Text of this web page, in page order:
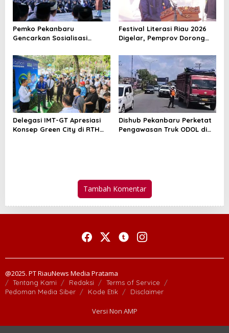
Pemko Pekanbaru
Gencarkan Sosialisasi
Kalangan Pelajar
Festival Literasi Riau 2026
Digelar, Pemprov Dorong
Gempuran Teknologi
Delegasi IMT-GT Apresiasi
Konsep Green City di RTH
Dishub Pekanbaru Perketat
Pengawasan Truk ODOL di
Tambah Komentar
@2025. PT RiauNews Media Pratama
Tentang Kami Redaksi
Terms of Service
Pedoman Media Siber
Kode Etik Disclaimer
Versi Non AMP